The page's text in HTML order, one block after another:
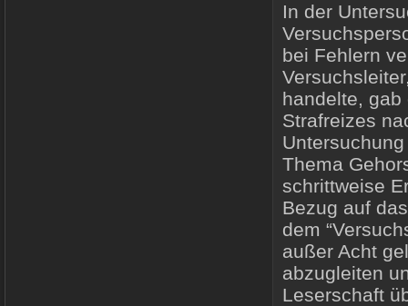
In der
bei Fehlern
handelte,
Strafreizes
Thema
schrittweise
Bezug auf
dem
außer Acht
abzugleiten
Leserschaft